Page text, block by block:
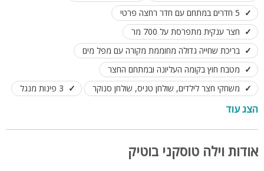
5 חדרים במתחם עם חדר רחצה פרטי
חצר ענקית מתפרסת על 700 מר
בריכת שחייה גדולה מחוממת מקורה עם מפל מים
מטבח חוץ בקומה העליונה ובמתחם החצר
משחקי חצר לילדים, שולחן טניס, שולחן סנוקר
3 פינות מנגל
ריהוט גן, מדשאותהצג עוד
אודות וילה טוסקני בוטיק